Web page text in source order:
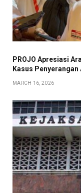
PROJO Apresiasi
Kasus
MARCH 16, 2026